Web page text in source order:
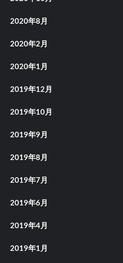
2020年8月
2020年2月
2020年1月
2019年12月
2019年10月
2019年9月
2019年8月
2019年7月
2019年6月
2019年4月
2019年1月